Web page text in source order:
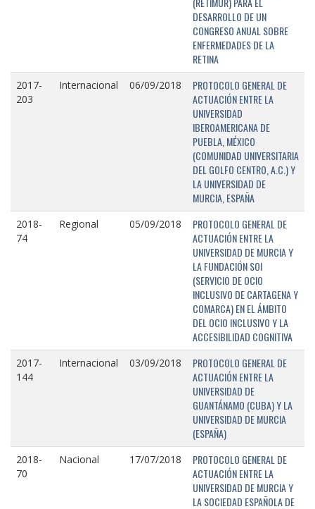
DESARROLLO DE UN
CONGRESO ANUAL SOBRE
ENFERMEDADES DE LA
RETINA
2017-
203
Internacional 06/09/2018
PROTOCOLO GENERAL DE
ACTUACIÓN ENTRE LA
UNIVERSIDAD
IBEROAMERICANA DE
PUEBLA, MÉXICO
(COMUNIDAD UNIVERSITARIA
DEL GOLFO CENTRO, A.C.) Y
LA UNIVERSIDAD DE
MURCIA, ESPAÑA
2018-
74
Regional 05/09/2018
PROTOCOLO GENERAL DE
ACTUACIÓN ENTRE LA
UNIVERSIDAD DE MURCIA Y
LA FUNDACIÓN SOI
(SERVICIO DE OCIO
INCLUSIVO DE CARTAGENA Y
COMARCA) EN EL ÁMBITO
DEL OCIO INCLUSIVO Y LA
ACCESIBILIDAD COGNITIVA
2017-
144
Internacional 03/09/2018
PROTOCOLO GENERAL DE
ACTUACIÓN ENTRE LA
UNIVERSIDAD DE
GUANTÁNAMO (CUBA) Y LA
UNIVERSIDAD DE MURCIA
(ESPAÑA)
2018-
70
Nacional 17/07/2018
PROTOCOLO GENERAL DE
ACTUACIÓN ENTRE LA
UNIVERSIDAD DE MURCIA Y
LA SOCIEDAD ESPAÑOLA DE